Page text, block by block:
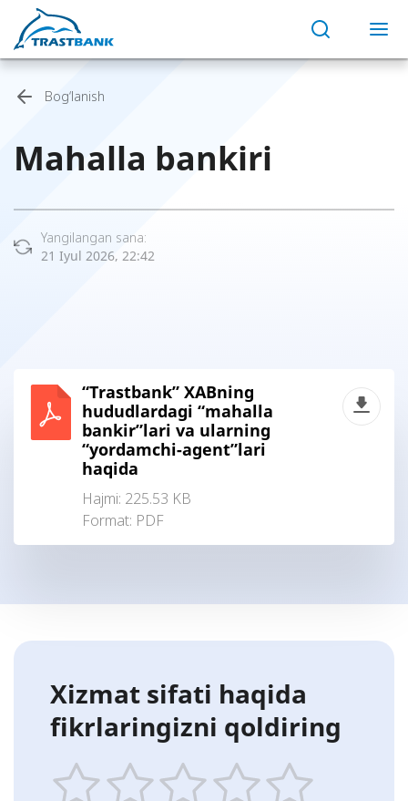
Bog‘lanish
Mahalla bankiri
Yangilangan sana:
21 Iyul 2026, 22:42
“Trastbank” XABning
hududlardagi “mahalla
bankir”lari va ularning
“yordamchi-agent”lari
haqida
Hajmi: 225.53 KB
Format: PDF
Xizmat sifati haqida
fikrlaringizni qoldiring